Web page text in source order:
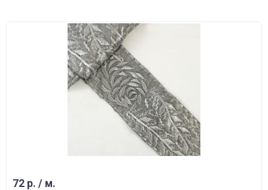
72 р. / м.